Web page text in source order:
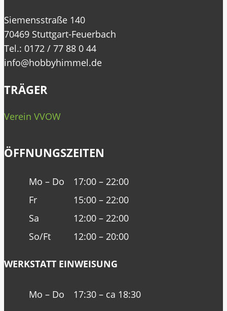
Siemensstraße 140
70469 Stuttgart-Feuerbach
Tel.: 0172 / 77 88 0 44
info@hobbyhimmel.de
TRÄGER
Verein VVOW
ÖFFNUNGSZEITEN
Mo – Do
17:00 – 22:00
Fr
15:00 – 22:00
Sa
12:00 – 22:00
So/Ft
12:00 – 20:00
WERKSTATT EINWEISUNG
Mo – Do 17:30 – ca 18:30